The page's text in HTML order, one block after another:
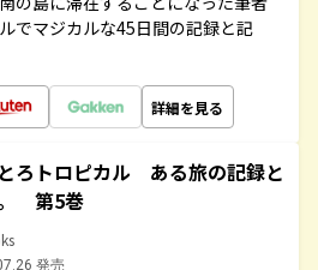
でマジカルな45日間の記録と記
詳細を見る
ろトロピカル ある旅の記録と
第5巻
発売